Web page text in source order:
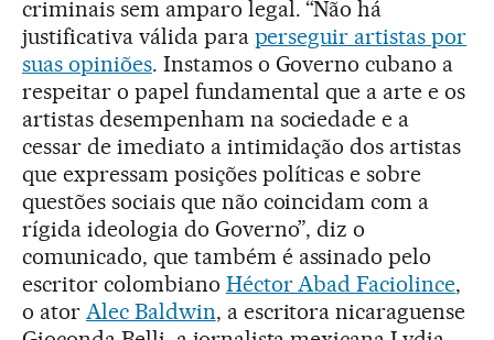
criminais sem amparo legal. “Não há
justificativa válida para perseguir artistas por
suas opiniões. Instamos o Governo cubano a
respeitar o papel fundamental que a arte e os
artistas desempenham na sociedade e a
cessar de imediato a intimidação dos artistas
que expressam posições políticas e sobre
questões sociais que não coincidam com a
rígida ideologia do Governo”, diz o
comunicado, que também é assinado pelo
escritor colombiano Héctor Abad Faciolince,
o ator Alec Baldwin, a escritora nicaraguense